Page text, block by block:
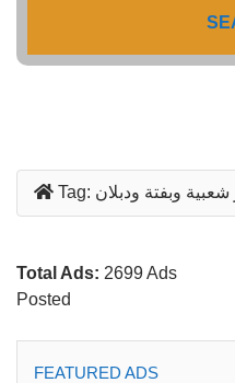
Tag: وبفتة ودبلان
Total Ads: 2699 Ads
Posted
FEATURED ADS